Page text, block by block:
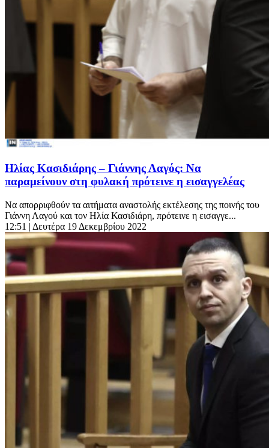
Ηλίας Κασιδιάρης – Γιάννης Λαγός: Να
παραμείνουν στη φυλακή πρότεινε η εισαγγελέας
Να απορριφθούν τα αιτήματα αναστολής εκτέλεσης της ποινής του
Γιάννη Λαγού και τον Ηλία Κασιδιάρη, πρότεινε η εισαγγε...
12:51 | Δευτέρα 19 Δεκεμβρίου 2022